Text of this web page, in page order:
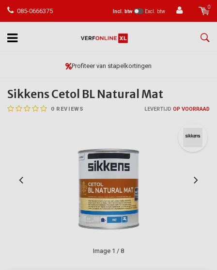
085-0666375 Incl. btw Excl. btw
0
Vóór 23:59 besteld, morgen in huis*
Sikkens Cetol BL Natural Mat
0 REVIEWS LEVERTIJD OP VOORRAAD
Image 1 / 8